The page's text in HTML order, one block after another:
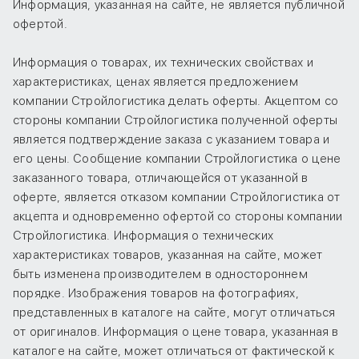
Информация, указанная на сайте, не является публичной
офертой.
Информация о товарах, их технических свойствах и
характеристиках, ценах является предложением
компании Стройлогистика делать оферты. Акцептом со
стороны компании Стройлогистика полученной оферты
является подтверждение заказа с указанием товара и
его цены. Сообщение компании Стройлогистика о цене
заказанного товара, отличающейся от указанной в
оферте, является отказом компании Стройлогистика от
акцепта и одновременно офертой со стороны компании
Стройлогистика. Информация о технических
характеристиках товаров, указанная на сайте, может
быть изменена производителем в одностороннем
порядке. Изображения товаров на фотографиях,
представленных в каталоге на сайте, могут отличаться
от оригиналов. Информация о цене товара, указанная в
каталоге на сайте, может отличаться от фактической к